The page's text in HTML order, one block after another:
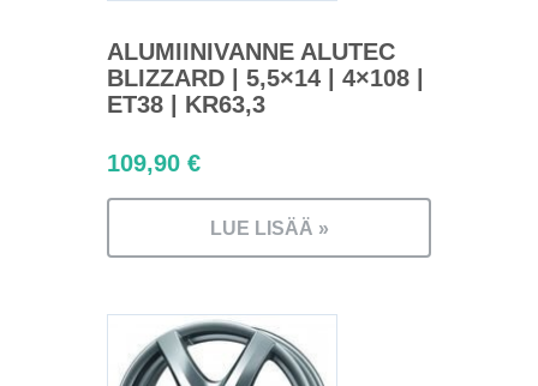
ALUMIINIVANNE ALUTEC
BLIZZARD | 5,5×14 | 4×108 |
ET38 | KR63,3
109,90 €
LUE LISÄÄ »